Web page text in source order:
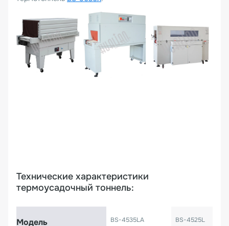
Технические характеристики
термоусадочный тоннель:
Модель BS-4535LA BS-4525L